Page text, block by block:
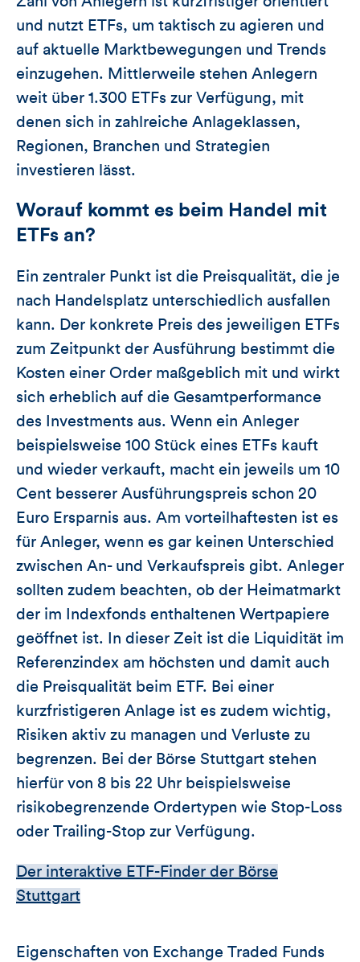
und nutzt ETFs, um taktisch zu agieren und
auf aktuelle Marktbewegungen und Trends
einzugehen. Mittlerweile stehen Anlegern
weit über 1.300 ETFs zur Verfügung, mit
denen sich in zahlreiche Anlageklassen,
Regionen, Branchen und Strategien
investieren lässt.
Worauf kommt es beim Handel mit
ETFs an?
Ein zentraler Punkt ist die Preisqualität, die je
nach Handelsplatz unterschiedlich ausfallen
kann. Der konkrete Preis des jeweiligen ETFs
zum Zeitpunkt der Ausführung bestimmt die
Kosten einer Order maßgeblich mit und wirkt
sich erheblich auf die Gesamtperformance
des Investments aus. Wenn ein Anleger
beispielsweise 100 Stück eines ETFs kauft
und wieder verkauft, macht ein jeweils um 10
Cent besserer Ausführungspreis schon 20
Euro Ersparnis aus. Am vorteilhaftesten ist es
für Anleger, wenn es gar keinen Unterschied
zwischen An- und Verkaufspreis gibt. Anleger
sollten zudem beachten, ob der Heimatmarkt
der im Indexfonds enthaltenen Wertpapiere
geöffnet ist. In dieser Zeit ist die Liquidität im
Referenzindex am höchsten und damit auch
die Preisqualität beim ETF. Bei einer
kurzfristigeren Anlage ist es zudem wichtig,
Risiken aktiv zu managen und Verluste zu
begrenzen. Bei der Börse Stuttgart stehen
hierfür von 8 bis 22 Uhr beispielsweise
risikobegrenzende Ordertypen wie Stop-Loss
oder Trailing-Stop zur Verfügung.
Der interaktive ETF-Finder der Börse
Stuttgart
Eigenschaften von Exchange Traded Funds